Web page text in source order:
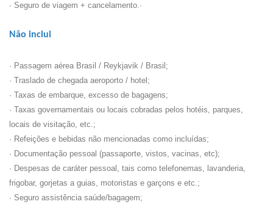
· Seguro de viagem + cancelamento.·
Não inclui
· Passagem aérea Brasil / Reykjavik / Brasil;
· Traslado de chegada aeroporto / hotel;
· Taxas de embarque, excesso de bagagens;
· Taxas governamentais ou locais cobradas pelos hotéis, parques,
locais de visitação, etc.;
· Refeições e bebidas não mencionadas como incluídas;
· Documentação pessoal (passaporte, vistos, vacinas, etc);
· Despesas de caráter pessoal, tais como telefonemas, lavanderia,
frigobar, gorjetas a guias, motoristas e garçons e etc.;
· Seguro assistência saúde/bagagem;